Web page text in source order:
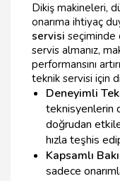
Dikiş makineleri,
onarıma ihtiyaç
servisi seçiminde
servis almanız,
performansını
teknik servisi için
Deneyimli
teknisyenlerin
doğrudan
hızla teşhis
Kapsamlı
sadece